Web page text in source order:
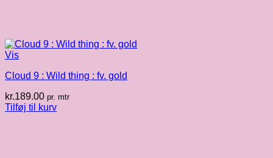
Vis
Cloud 9 : Wild thing : fv. gold
kr.189.00 pr. mtr
Tilføj til kurv